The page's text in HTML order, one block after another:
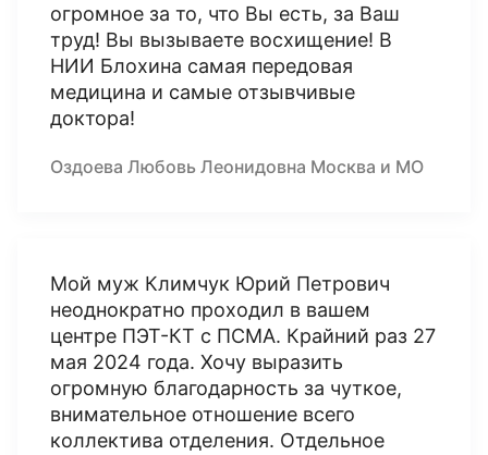
огромное за то, что Вы есть, за Ваш
труд! Вы вызываете восхищение! В
НИИ Блохина самая передовая
медицина и самые отзывчивые
доктора!
Оздоева Любовь Леонидовна Москва и МО
Мой муж Климчук Юрий Петрович
неоднократно проходил в вашем
центре ПЭТ-КТ с ПСМА. Крайний раз 27
мая 2024 года. Хочу выразить
огромную благодарность за чуткое,
внимательное отношение всего
коллектива отделения. Отдельное